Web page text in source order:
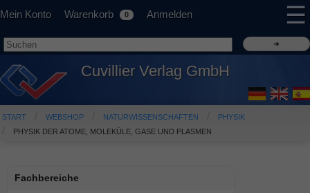
Mein Konto Warenkorb 0 Anmelden ☰
Cuvillier Verlag GmbH
START WEBSHOP NATURWISSENSCHAFTEN
PHYSIK
PHYSIK DER ATOME, MOLEKÜLE, GASE UND PLASMEN
Fachbereiche